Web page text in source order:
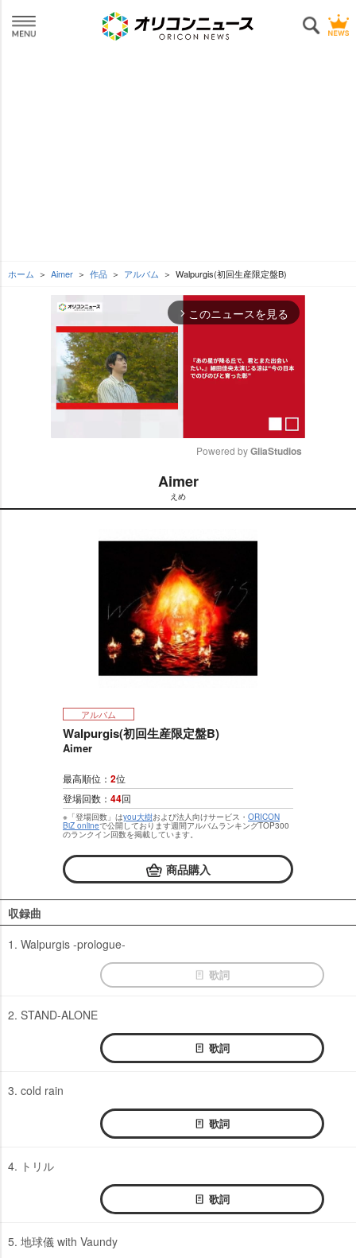
ホーム Aimer 作品 アルバム Walpurgis(初回生産限定盤B)
arrow_forward_ios このニュースを見る
t
Powered by GliaStudios
Aimer
えめ
アルバム
Walpurgis(初回生産限定盤B)
Aimer
最高順位： 2位
登場回数： 44回
※「登場回数」はyou大樹および法人向けサービス・ ORICON
BiZ onlineで公開しております週間アルバムランキングTOP300
のランクイン回数を掲載しています。
商品購入
収録曲
1. Walpurgis -prologue-
歌詞
2. STAND-ALONE
歌詞
3. cold rain
歌詞
4. トリル
歌詞
5. 地球儀 with Vaundy